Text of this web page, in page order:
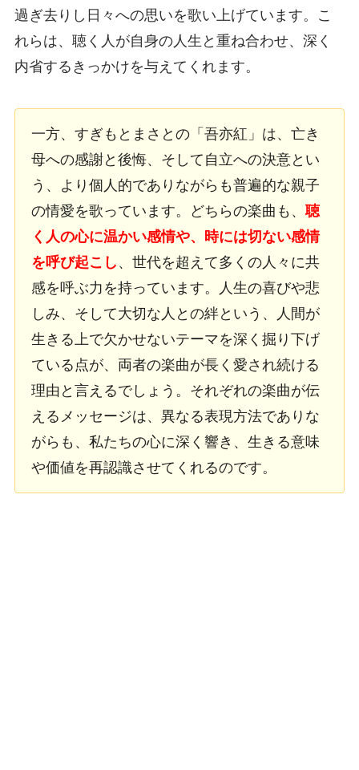
過ぎ去りし日々への思いを歌い上げています。こ
れらは、聴く人が自身の人生と重ね合わせ、深く
内省するきっかけを与えてくれます。
一方、すぎもとまさとの「吾亦紅」は、亡き
母への感謝と後悔、そして自立への決意とい
う、より個人的でありながらも普遍的な親子
の情愛を歌っています。どちらの楽曲も、 聴
く人の心に温かい感情や、時には切ない感情
を呼び起こし 、世代を超えて多くの人々に共
感を呼ぶ力を持っています。人生の喜びや悲
しみ、そして大切な人との絆という、人間が
生きる上で欠かせないテーマを深く掘り下げ
ている点が、両者の楽曲が長く愛され続ける
理由と言えるでしょう。それぞれの楽曲が伝
えるメッセージは、異なる表現方法でありな
がらも、私たちの心に深く響き、生きる意味
や価値を再認識させてくれるのです。